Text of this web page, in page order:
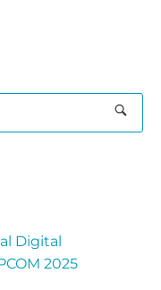
Digital
2025